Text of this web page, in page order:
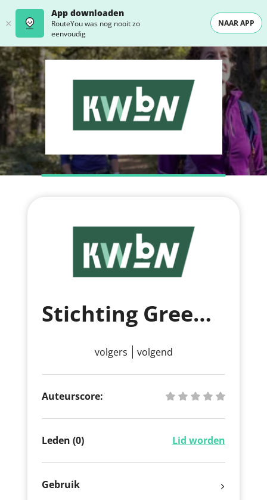
App downloaden
RouteYou was nog nooit zo
eenvoudig
NAAR APP
Stichting Green race
volgers volgend
Auteurscore:
Leden (0) Lid worden
Gebruik